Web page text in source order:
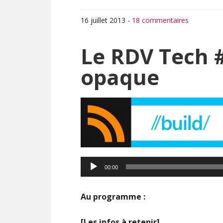
16 juillet 2013 - 18 commentaires
Le RDV Tech
opaque
00:00
Au programme :